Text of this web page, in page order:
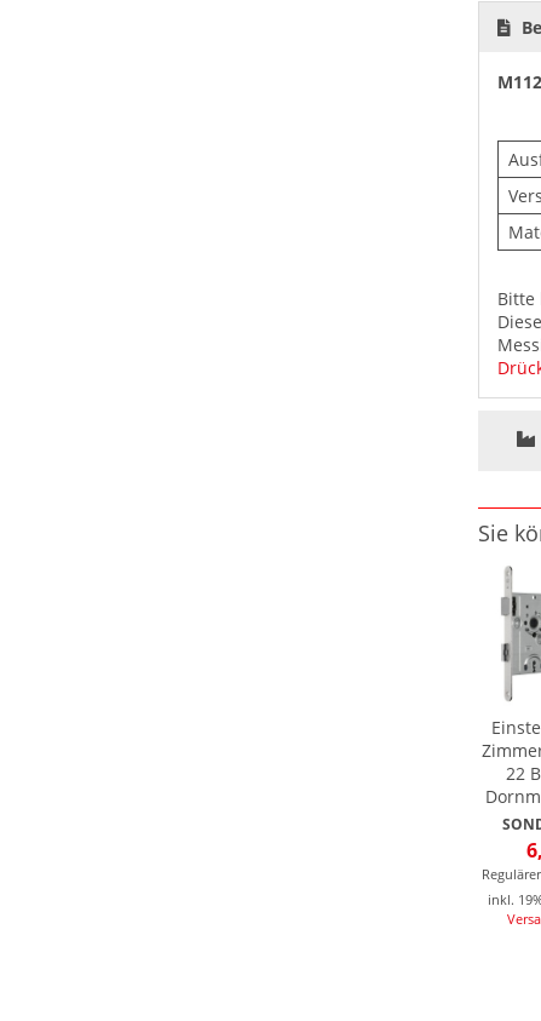
Bitte
Sie
22
inkl.